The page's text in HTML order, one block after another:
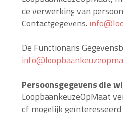
de verwerking van
Contactgegevens:
De Functionaris
Persoonsgegevens die
LoopbaankeuzeOpMaat
of mogelijk